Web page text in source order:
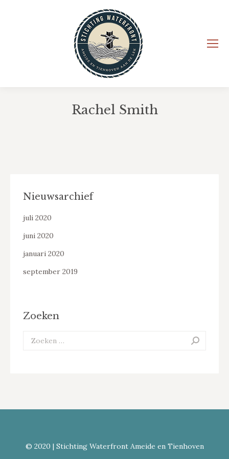
Rachel Smith
Nieuwsarchief
juli 2020
juni 2020
januari 2020
september 2019
Zoeken
Search:
© 2020 | Stichting Waterfront Ameide en Tienhoven